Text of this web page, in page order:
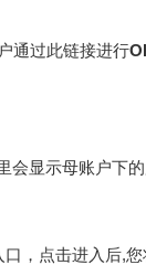
通过此链接进行
会显示母账户下的
，点击进入后,